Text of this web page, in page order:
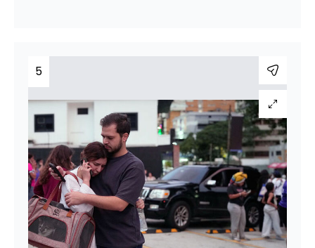
5